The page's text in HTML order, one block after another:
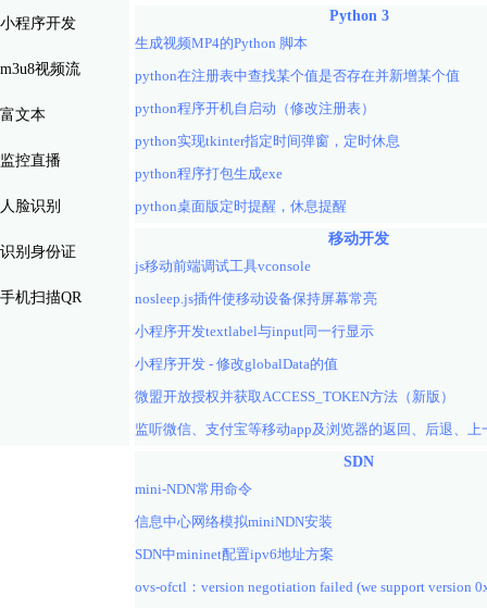
小程序开发
m3u8视频流
富文本
监控直播
人脸识别
识别身份证
手机扫描QR
Python 3
生成视频MP4的Python 脚本
python在注册表中查找某个值是否存在并新增某个值
python程序开机自启动（修改注册表）
python实现tkinter指定时间弹窗，定时休息
python程序打包生成exe
python桌面版定时提醒，休息提醒
移动开发
js移动前端调试工具vconsole
nosleep.js插件使移动设备保持屏幕常亮
小程序开发textlabel与input同一行显示
小程序开发 - 修改globalData的值
微盟开放授权并获取ACCESS_TOKEN方法（新版）
SDN
mini-NDN常用命令
信息中心网络模拟miniNDN安装
SDN中mininet配置ipv6地址方案
ovs-ofctl：version negotiation failed (we support version